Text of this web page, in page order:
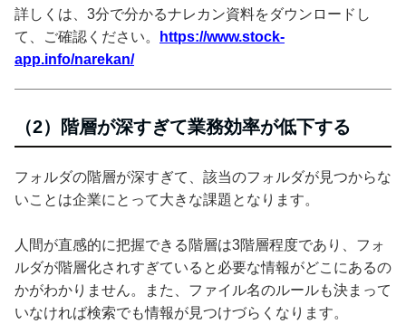
詳しくは、3分で分かるナレカン資料をダウンロードし
て、ご確認ください。
https://www.stock-
app.info/narekan/
（2）階層が深すぎて業務効率が低下する
フォルダの階層が深すぎて、該当のフォルダが見つからな
いことは企業にとって大きな課題となります。
人間が直感的に把握できる階層は3階層程度であり、フォ
ルダが階層化されすぎていると必要な情報がどこにあるの
かがわかりません。また、ファイル名のルールも決まって
いなければ検索でも情報が見つけづらくなります。